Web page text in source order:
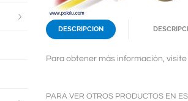
DESCRIPCION
Para obtener más información, visite
PARA VER OTROS PRODUCTOS EN